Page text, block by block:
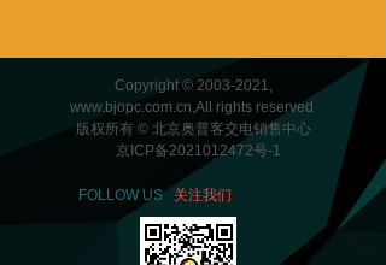
Copyright © 2003-2021,
www.bjopc.com.cn,All rights reserved
版权所有 © 北京奥普客交电销售中心
京ICP备2021012472号-1
FOLLOW US 关注我们